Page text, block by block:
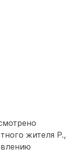
жителя Р.,